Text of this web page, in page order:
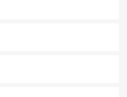
元の風情を楽しめる外せないスポット